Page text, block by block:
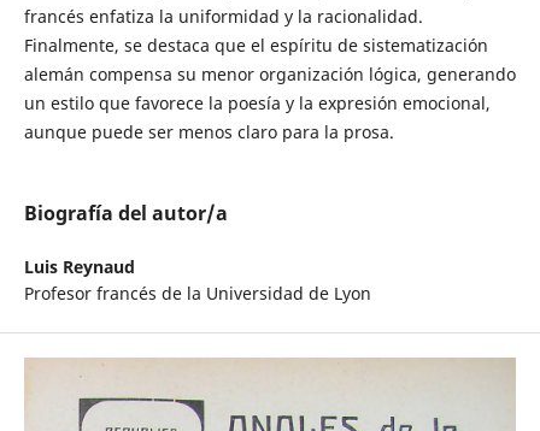
francés enfatiza la uniformidad y la racionalidad.
Finalmente, se destaca que el espíritu de sistematización
alemán compensa su menor organización lógica, generando
un estilo que favorece la poesía y la expresión emocional,
aunque puede ser menos claro para la prosa.
Biografía del autor/a
Luis Reynaud
Profesor francés de la Universidad de Lyon